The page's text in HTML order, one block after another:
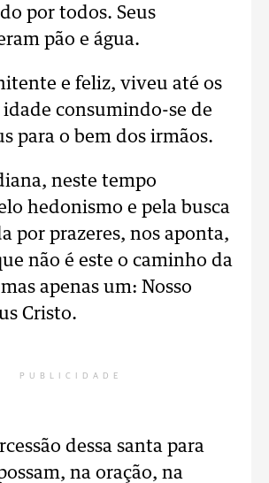
por todos. Seus
pão e água.
e feliz, viveu até os
idade consumindo-se de
para o bem dos irmãos.
neste tempo
hedonismo e pela busca
por prazeres, nos aponta,
não é este o caminho da
apenas um: Nosso
Cristo.
PUBLICIDADE
dessa santa para
na oração, na